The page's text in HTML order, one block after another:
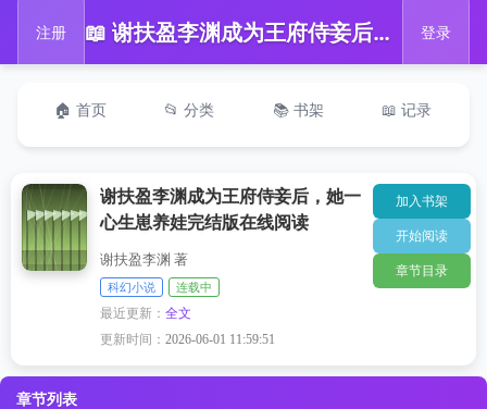
注册 📖 谢扶盈李渊成为王府侍妾后，她一心生崽养娃完结版在线阅读 登录
🏠 首页 📂 分类 📚 书架 📖 记录
谢扶盈李渊成为王府侍妾后，她一
心生崽养娃完结版在线阅读
谢扶盈李渊 著
科幻小说 连载中
最近更新：全文
更新时间：2026-06-01 11:59:51
加入书架
开始阅读
章节目录
章节列表